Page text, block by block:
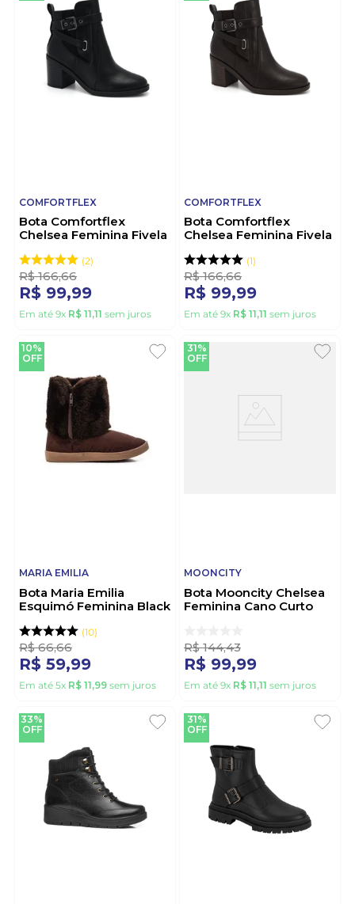
COMFORTFLEX
Bota Comfortflex
Chelsea Feminina Fivela
2
R$ 166,66
R$ 99,99
Em até 9x R$ 11,11 sem juros
COMFORTFLEX
Bota Comfortflex
Chelsea Feminina Fivela
1
R$ 166,66
R$ 99,99
Em até 9x R$ 11,11 sem juros
10%
OFF
MARIA EMILIA
Bota Maria Emilia
Esquimó Feminina Black
10
R$ 66,66
R$ 59,99
Em até 5x R$ 11,99 sem juros
31%
OFF
MOONCITY
Bota Mooncity Chelsea
Feminina Cano Curto
R$ 144,43
R$ 99,99
Em até 9x R$ 11,11 sem juros
33%
OFF
31%
OFF